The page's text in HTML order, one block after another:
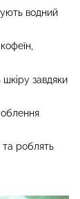
водний
завдяки
та роблять